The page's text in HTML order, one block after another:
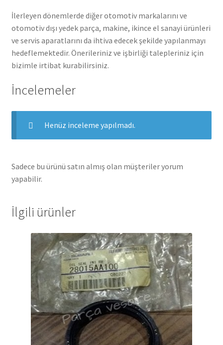
İlerleyen dönemlerde diğer otomotiv markalarını ve
otomotiv dışı yedek parça, makine, ikince el sanayi ürünleri
ve servis aparatlarını da ihtiva edecek şekilde yapılanmayı
hedeflemektedir. Önerileriniz ve işbirliği talepleriniz için
bizimle irtibat kurabilirsiniz.
İncelemeler
Henüz inceleme yapılmadı.
Sadece bu ürünü satın almış olan müşteriler yorum
yapabilir.
İlgili ürünler